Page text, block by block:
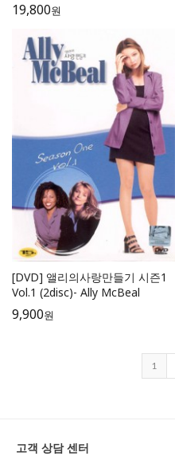
19,800원
[DVD] 앨리의사랑만들기 시즌1
Vol.1 (2disc)- Ally McBeal
9,900원
1
고객 상담 센터